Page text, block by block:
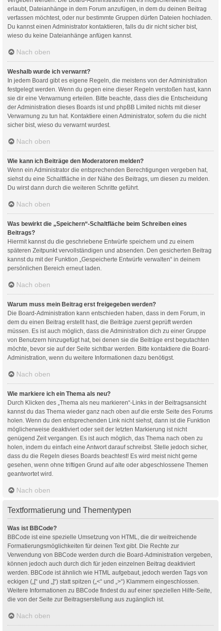
erlaubt, Dateianhänge in dem Forum anzufügen, in dem du deinen Beitrag
verfassen möchtest, oder nur bestimmte Gruppen dürfen Dateien hochladen.
Du kannst einen Administrator kontaktieren, falls du dir nicht sicher bist,
wieso du keine Dateianhänge anfügen kannst.
Nach oben
Weshalb wurde ich verwarnt?
In jedem Board gibt es eigene Regeln, die meistens von der Administration
festgelegt werden. Wenn du gegen eine dieser Regeln verstoßen hast, kann
sie dir eine Verwarnung erteilen. Bitte beachte, dass dies die Entscheidung
der Administration dieses Boards ist und phpBB Limited nichts mit dieser
Verwarnung zu tun hat. Kontaktiere einen Administrator, sofern du die nicht
sicher bist, wieso du verwarnt wurdest.
Nach oben
Wie kann ich Beiträge den Moderatoren melden?
Wenn ein Administrator die entsprechenden Berechtigungen vergeben hat,
siehst du eine Schaltfläche in der Nähe des Beitrags, um diesen zu melden.
Du wirst dann durch die weiteren Schritte geführt.
Nach oben
Was bewirkt die „Speichern“-Schaltfläche beim Schreiben eines
Beitrags?
Hiermit kannst du die geschriebene Entwürfe speichern und zu einem
späteren Zeitpunkt vervollständigen und absenden. Den gesicherten Beitrag
kannst du mit der Funktion „Gespeicherte Entwürfe verwalten“ in deinem
persönlichen Bereich erneut laden.
Nach oben
Warum muss mein Beitrag erst freigegeben werden?
Die Board-Administration kann entschieden haben, dass in dem Forum, in
dem du einen Beitrag erstellt hast, die Beiträge zuerst geprüft werden
müssen. Es ist auch möglich, dass die Administration dich zu einer Gruppe
von Benutzern hinzugefügt hat, bei denen sie die Beiträge erst begutachten
möchte, bevor sie auf der Seite sichtbar werden. Bitte kontaktiere die Board-
Administration, wenn du weitere Informationen dazu benötigst.
Nach oben
Wie markiere ich ein Thema als neu?
Durch Klicken des „Thema als neu markieren“-Links in der Beitragsansicht
kannst du das Thema wieder ganz nach oben auf die erste Seite des Forums
holen. Wenn du den entsprechenden Link nicht siehst, dann ist die Funktion
möglicherweise deaktiviert oder seit der letzten Markierung ist nicht
genügend Zeit vergangen. Es ist auch möglich, das Thema nach oben zu
holen, indem du einfach eine Antwort darauf schreibst. Stelle jedoch sicher,
dass du die Regeln dieses Boards beachtest! Es wird meist nicht gerne
gesehen, wenn ohne triftigen Grund auf alte oder abgeschlossene Themen
geantwortet wird.
Nach oben
Textformatierung und Thementypen
Was ist BBCode?
BBCode ist eine spezielle Umsetzung von HTML, die dir weitreichende
Formatierungsmöglichkeiten für deinen Text gibt. Die Rechte zur
Verwendung von BBCode werden durch die Board-Administration vergeben,
können jedoch auch durch dich für jeden einzelnen Beitrag deaktiviert
werden. BBCode ist ähnlich wie HTML aufgebaut, jedoch werden Tags von
eckigen („[“ und „]“) statt spitzen („<“ und „>“) Klammern eingeschlossen.
Weitere Informationen zu BBCode findest du auf einer speziellen Hilfe-Seite,
die von der Seite zur Beitragserstellung aus zugänglich ist.
Nach oben